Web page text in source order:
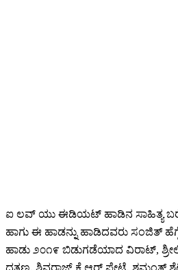
ಐ ಲವ್ ಯು ಈಡಿಯಟ್ ಹಾಡಿನ ಸಾಹಿತ್ಯ
ಹಾಗು ಈ ಹಾಡನ್ನು ಹಾಡಿದವರು ಸಂಜಿತ್
ಹಾಡು ೨೦೧೯ ಬಿಡುಗಡೆಯಾದ ವಿರಾಟ್,
ದತ್ತಣ್ಣ, ಶಿವರಾಜ್ ಕೆ ಆರ್ ಪೇಟೆ, ಶಮಂತ್